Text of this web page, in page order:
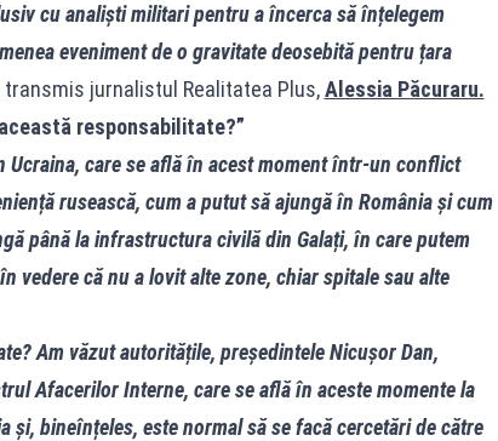
cu analiști militari pentru a încerca să înțelegem
eveniment de o gravitate deosebită pentru țara
transmis jurnalistul Realitatea Plus,Alessia Păcuraru.
responsabilitate?”
Ucraina, care se află în acest moment într-un conflict
rusească, cum a putut să ajungă în România și cum
până la infrastructura civilă din Galați, în care putem
vedere că nu a lovit alte zone, chiar spitale sau alte
Am văzut autoritățile, președintele Nicușor Dan,
Afacerilor Interne, care se află în aceste momente la
și, bineînțeles, este normal să se facă cercetări de către